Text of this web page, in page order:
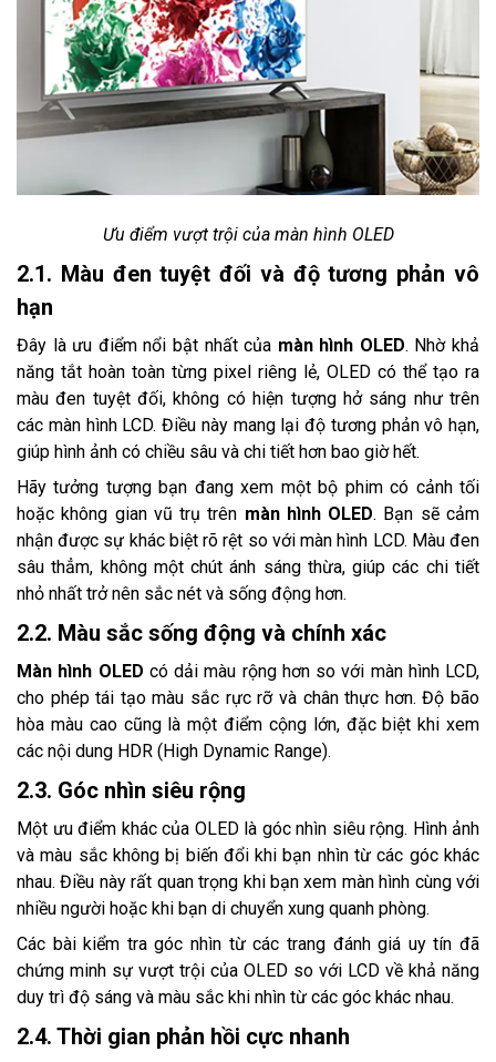
Ưu điểm vượt trội của màn hình OLED
2.1. Màu đen tuyệt đối và độ tương phản vô
hạn
Đây là ưu điểm nổi bật nhất của màn hình OLED. Nhờ khả
năng tắt hoàn toàn từng pixel riêng lẻ, OLED có thể tạo ra
màu đen tuyệt đối, không có hiện tượng hở sáng như trên
các màn hình LCD. Điều này mang lại độ tương phản vô hạn,
giúp hình ảnh có chiều sâu và chi tiết hơn bao giờ hết.
Hãy tưởng tượng bạn đang xem một bộ phim có cảnh tối
hoặc không gian vũ trụ trên màn hình OLED. Bạn sẽ cảm
nhận được sự khác biệt rõ rệt so với màn hình LCD. Màu đen
sâu thẳm, không một chút ánh sáng thừa, giúp các chi tiết
nhỏ nhất trở nên sắc nét và sống động hơn.
2.2. Màu sắc sống động và chính xác
Màn hình OLED có dải màu rộng hơn so với màn hình LCD,
cho phép tái tạo màu sắc rực rỡ và chân thực hơn. Độ bão
hòa màu cao cũng là một điểm cộng lớn, đặc biệt khi xem
các nội dung HDR (High Dynamic Range).
2.3. Góc nhìn siêu rộng
Một ưu điểm khác của OLED là góc nhìn siêu rộng. Hình ảnh
và màu sắc không bị biến đổi khi bạn nhìn từ các góc khác
nhau. Điều này rất quan trọng khi bạn xem màn hình cùng với
nhiều người hoặc khi bạn di chuyển xung quanh phòng.
Các bài kiểm tra góc nhìn từ các trang đánh giá uy tín đã
chứng minh sự vượt trội của OLED so với LCD về khả năng
duy trì độ sáng và màu sắc khi nhìn từ các góc khác nhau.
2.4. Thời gian phản hồi cực nhanh